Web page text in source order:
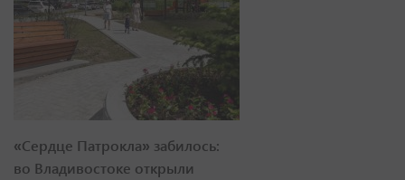
«Сердце Патрокла» забилось:
во Владивостоке открыли